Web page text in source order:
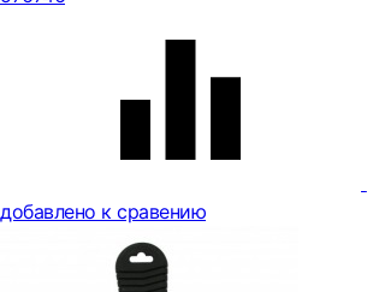
добавлено к сравению